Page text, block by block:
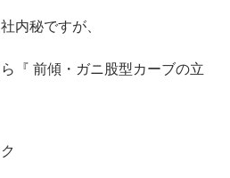
内秘ですが、
『 前傾・ガニ股型カーブの立